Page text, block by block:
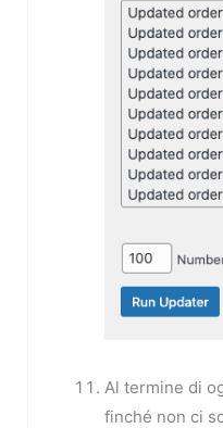
Al termine di
finché non ci